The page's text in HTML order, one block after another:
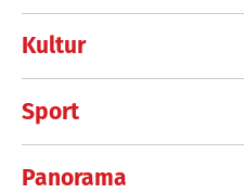
Kultur
Sport
Panorama